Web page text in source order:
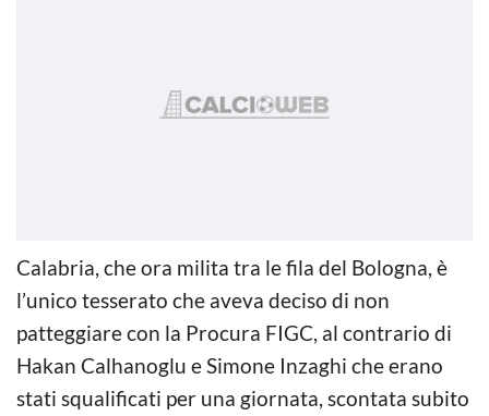
Calabria, che ora milita tra le fila del Bologna, è
l’unico tesserato che aveva deciso di non
patteggiare con la Procura FIGC, al contrario di
Hakan Calhanoglu e Simone Inzaghi che erano
stati squalificati per una giornata, scontata subito